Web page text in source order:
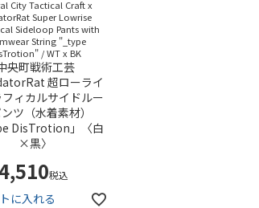
City Tactical Craft x
Super Lowrise
Sideloop Pants with
String "_type
/ WT x BK
央町戦術工芸
超ローライ
フィカルサイドルー
ツ（水着素材）
DisTrotion」〈白
×黒〉
税込
に入れる